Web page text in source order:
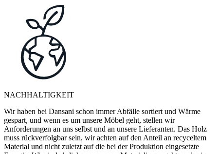
NACHHALTIGKEIT
Wir haben bei Dansani schon immer Abfälle sortiert und Wärme
gespart, und wenn es um unsere Möbel geht, stellen wir
Anforderungen an uns selbst und an unsere Lieferanten. Das Holz
muss rückverfolgbar sein, wir achten auf den Anteil an recyceltem
Material und nicht zuletzt auf die bei der Produktion eingesetzte